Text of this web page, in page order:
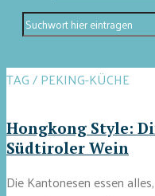
TAG / PEKING-KÜCHE
Hongkong Style:
Südtiroler Wein
Die Kantonesen essen